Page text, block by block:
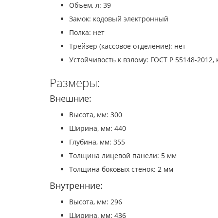
Объем, л: 39
Замок: кодовый электронный
Полка: нет
Трейзер (кассовое отделение): нет
Устойчивость к взлому: ГОСТ Р 55148-2012,
Размеры:
Внешние:
Высота, мм: 300
Ширина, мм: 440
Глубина, мм: 355
Толщина лицевой панели: 5 мм
Толщина боковых стенок: 2 мм
Внутренние:
Высота, мм: 296
Ширина, мм: 436